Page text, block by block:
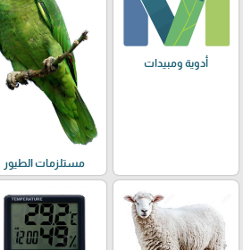
أدوية ومبيدات
مستلزمات الطيور